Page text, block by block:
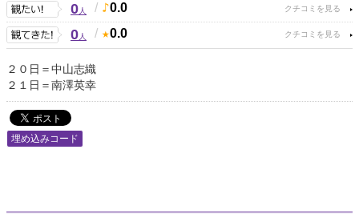
0人 / 0.0
0人 / 0.0
２０日＝中山志織
２１日＝南澤英幸
埋め込みコード